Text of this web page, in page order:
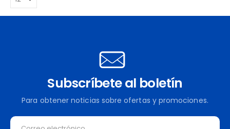
Subscríbete al boletín
Para obtener noticias sobre ofertas y promociones.